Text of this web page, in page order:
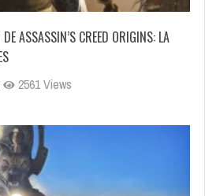
ASSASSIN’S CREED ORIGINS: LA
2561 Views